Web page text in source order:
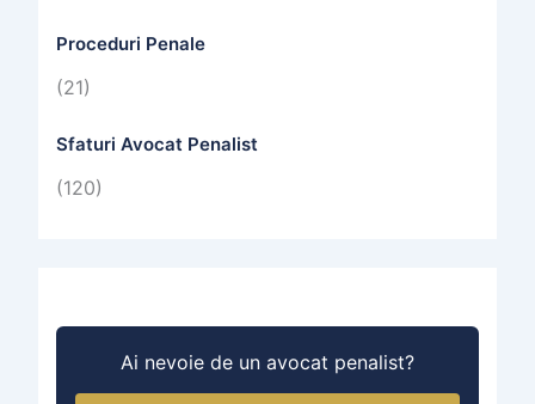
Proceduri Penale
(21)
Sfaturi Avocat Penalist
(120)
Ai nevoie de un avocat penalist?